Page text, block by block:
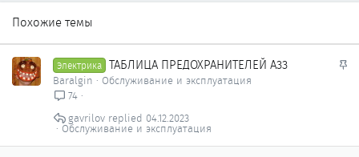
Похожие темы
З
Электрика ТАБЛИЦА ПРЕДОХРАНИТЕЛЕЙ А33
Baralgin
Обслуживание и эксплуатация
74
Обслуживание и эксплуатация
04.12.2023
gavrilov